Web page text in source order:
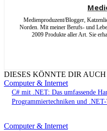
Medienproduzent/Blogger,
Norden. Mit meiner Berufs- und
2009 Produkte aller Art. Sie
DIESES KÖNNTE DIR
Computer & Internet
C# mit .NET: Das umfassende
Programmiertechniken und
Computer & Internet